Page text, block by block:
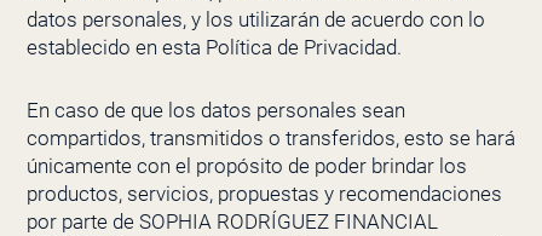
datos personales, y los utilizarán de acuerdo con lo
establecido en esta Política de Privacidad.
En caso de que los datos personales sean
compartidos, transmitidos o transferidos, esto se hará
únicamente con el propósito de poder brindar los
productos, servicios, propuestas y recomendaciones
por parte de SOPHIA RODRÍGUEZ FINANCIAL